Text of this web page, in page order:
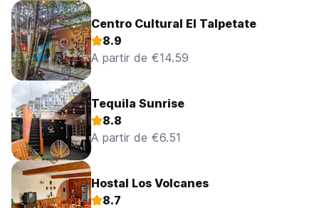
Centro Cultural El Talpetate
8.9
A partir de €14.59
Tequila Sunrise
8.8
A partir de €6.51
Hostal Los Volcanes
8.7